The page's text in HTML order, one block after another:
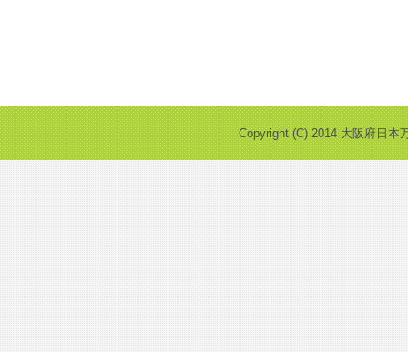
Copyright (C) 2014 大阪府日本